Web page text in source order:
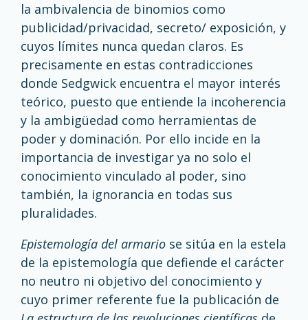
la ambivalencia de binomios como
publicidad/privacidad, secreto/ exposición, y
cuyos límites nunca quedan claros. Es
precisamente en estas contradicciones
donde Sedgwick encuentra el mayor interés
teórico, puesto que entiende la incoherencia
y la ambigüedad como herramientas de
poder y dominación. Por ello incide en la
importancia de investigar ya no solo el
conocimiento vinculado al poder, sino
también, la ignorancia en todas sus
pluralidades.
Epistemología del armario se sitúa en la estela
de la epistemología que defiende el carácter
no neutro ni objetivo del conocimiento y
cuyo primer referente fue la publicación de